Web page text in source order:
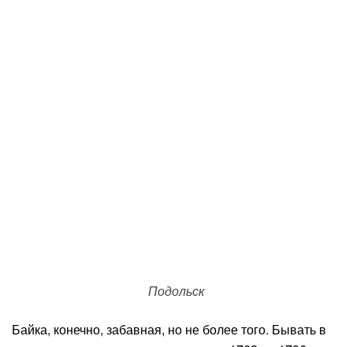
Подольск
Байка, конечно, забавная, но не более того. Бывать в